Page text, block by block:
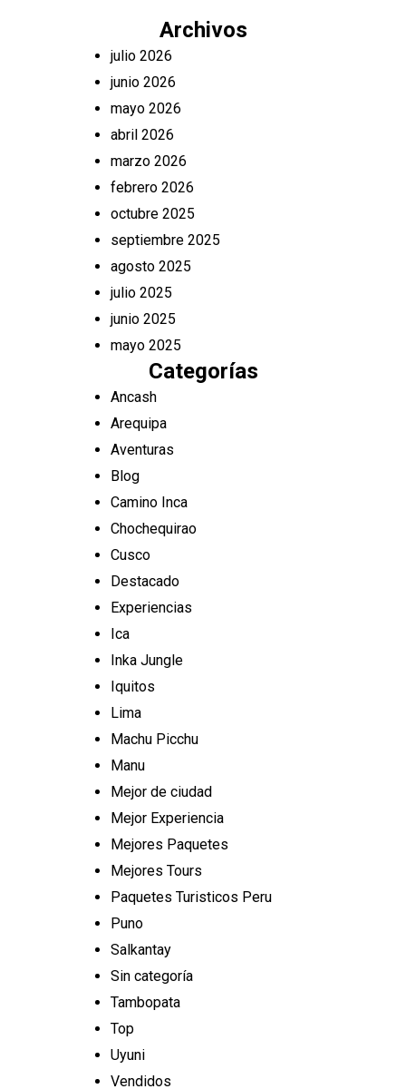
Archivos
julio 2026
junio 2026
mayo 2026
abril 2026
marzo 2026
febrero 2026
octubre 2025
septiembre 2025
agosto 2025
julio 2025
junio 2025
mayo 2025
Categorías
Ancash
Arequipa
Aventuras
Blog
Camino Inca
Chochequirao
Cusco
Destacado
Experiencias
Ica
Inka Jungle
Iquitos
Lima
Machu Picchu
Manu
Mejor de ciudad
Mejor Experiencia
Mejores Paquetes
Mejores Tours
Paquetes Turisticos Peru
Puno
Salkantay
Sin categoría
Tambopata
Top
Uyuni
Vendidos